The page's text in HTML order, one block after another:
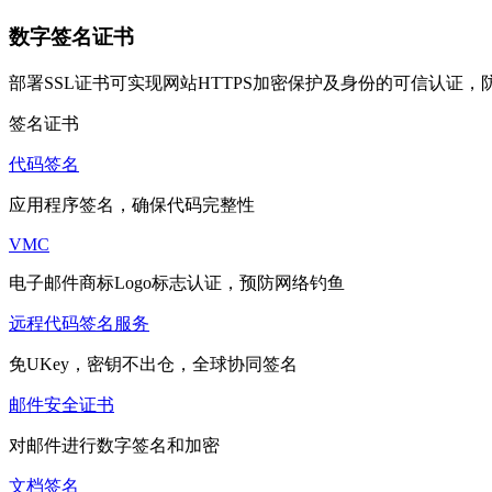
数字签名证书
部署SSL证书可实现网站HTTPS加密保护及身份的可信认证
签名证书
代码签名
应用程序签名，确保代码完整性
VMC
电子邮件商标Logo标志认证，预防网络钓鱼
远程代码签名服务
免UKey，密钥不出仓，全球协同签名
邮件安全证书
对邮件进行数字签名和加密
文档签名